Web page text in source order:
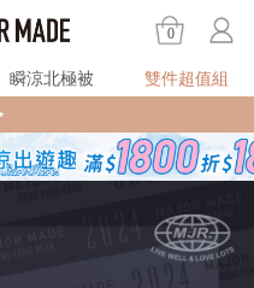
0
瞬涼北極被
雙件超值組